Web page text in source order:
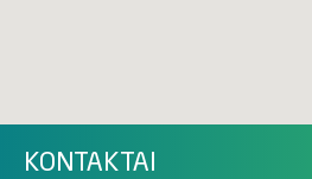
KONTAKTAI